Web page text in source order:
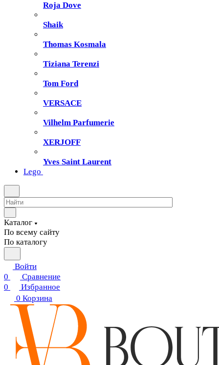
Roja Dove
Shaik
Thomas Kosmala
Tiziana Terenzi
Tom Ford
VERSACE
Vilhelm Parfumerie
XERJOFF
Yves Saint Laurent
Lego
Каталог
По всему сайту
По каталогу
Войти
0
Сравнение
0
Избранное
0 Корзина